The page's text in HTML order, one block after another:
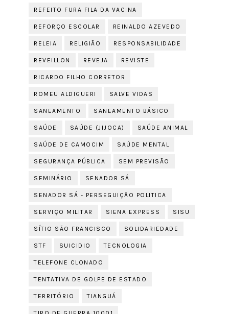
REFEITO FURA FILA DA VACINA
REFORÇO ESCOLAR REINALDO AZEVEDO
RELEIA RELIGIÃO RESPONSABILIDADE
REVEILLON REVEJA REVISTE
RICARDO FILHO CORRETOR
ROMEU ALDIGUERI SALVE VIDAS
SANEAMENTO SANEAMENTO BÁSICO
SAÚDE SAÚDE (JIJOCA) SAÚDE ANIMAL
SAÚDE DE CAMOCIM SAÚDE MENTAL
SEGURANÇA PÚBLICA SEM PREVISÃO
SEMINÁRIO SENADOR SÁ
SENADOR SÁ - PERSEGUIÇÃO POLITICA
SERVIÇO MILITAR SIENA EXPRESS SISU
SÍTIO SÃO FRANCISCO SOLIDARIEDADE
STF SUICIDIO TECNOLOGIA
TELEFONE CLONADO
TENTATIVA DE GOLPE DE ESTADO
TERRITÓRIO TIANGUÁ